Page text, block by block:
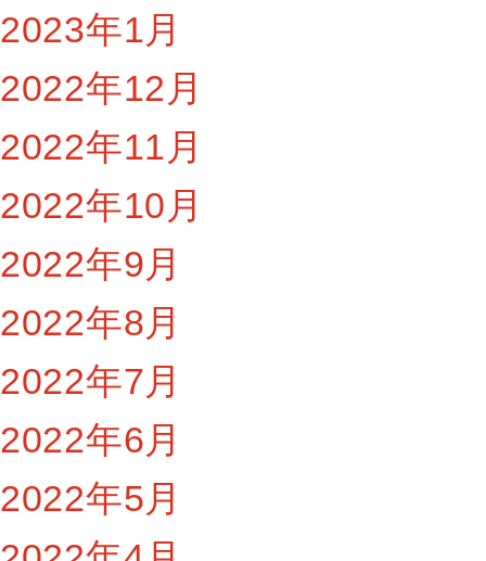
2023年1月
2022年12月
2022年11月
2022年10月
2022年9月
2022年8月
2022年7月
2022年6月
2022年5月